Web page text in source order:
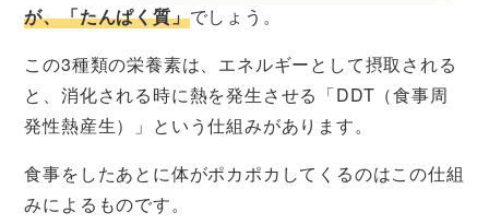
が、「たんぱく質」でしょう。
この3種類の栄養素は、エネルギーとして摂取される
と、消化される時に熱を発生させる「DDT（食事周
発性熱産生）」という仕組みがあります。
食事をしたあとに体がポカポカしてくるのはこの仕組
みによるものです。